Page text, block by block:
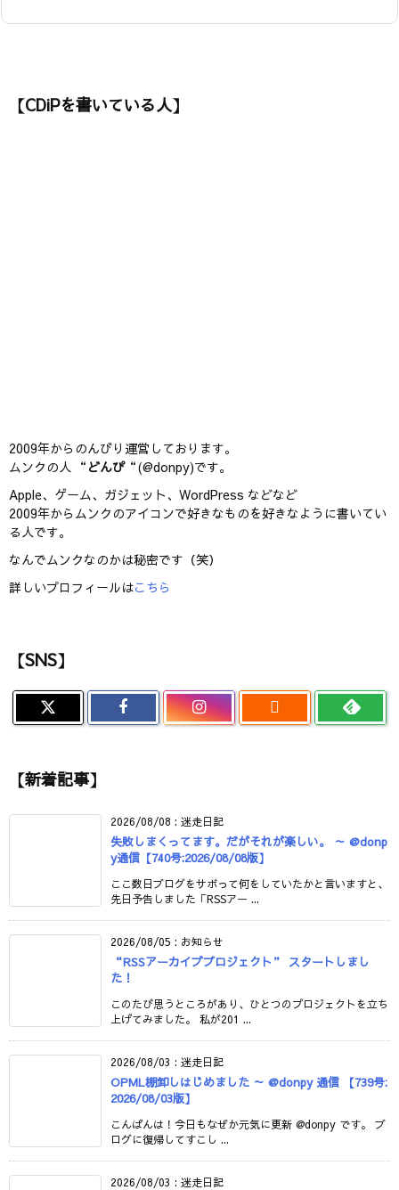
【CDiPを書いている人】
2009年からのんびり運営しております。
ムンクの人 “ どんぴ“(@donpy)です。
Apple、ゲーム、ガジェット、WordPress などなど
2009年からムンクのアイコンで好きなものを好きなように書いてい
る人です。
なんでムンクなのかは秘密です（笑）
詳しいプロフィールはこちら
【SNS】

【新着記事】
2026/08/08 : 迷走日記
失敗しまくってます。だがそれが楽しい。 ～ @donp
y通信【740号:2026/08/08版】
ここ数日ブログをサボって何をしていたかと言いますと、
先日予告しました「RSSアー ...
2026/08/05 : お知らせ
“RSSアーカイブプロジェクト” スタートしまし
た！
このたび思うところがあり、ひとつのプロジェクトを立ち
上げてみました。 私が201 ...
2026/08/03 : 迷走日記
OPML棚卸しはじめました ～ @donpy 通信 【739号:
2026/08/03版】
こんばんは！今日もなぜか元気に更新 @donpy です。 ブ
ログに復帰してすこし ...
2026/08/03 : 迷走日記